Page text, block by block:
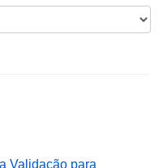
Validação para